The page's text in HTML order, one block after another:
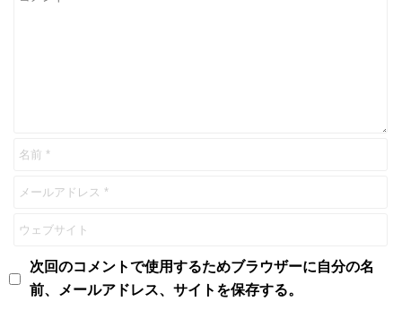
次回のコメントで使用するためブラウザーに自分の名
前、メールアドレス、サイトを保存する。